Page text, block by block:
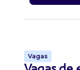
Vagas